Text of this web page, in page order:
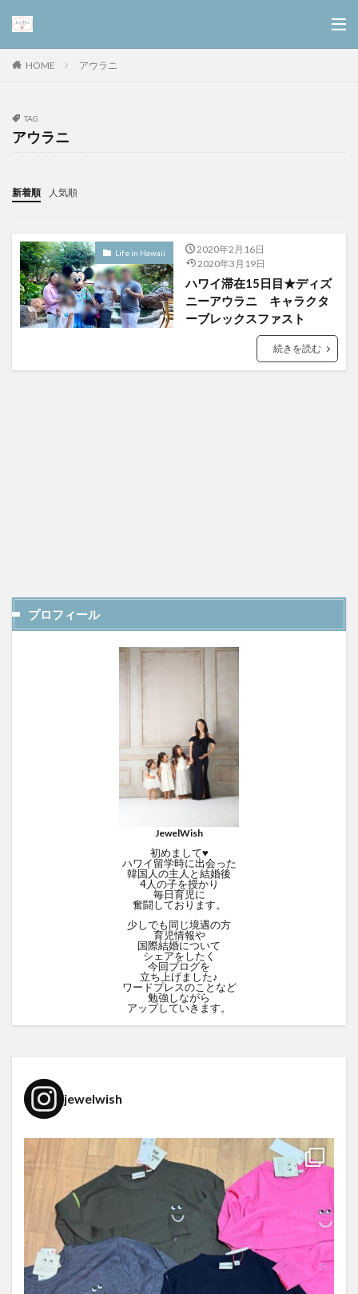
HOME アウラニ
TAG
アウラニ
新着順 人気順
Life in Hawaii
2020年2月16日
2020年3月19日
ハワイ滞在15日目★ディズ
ニーアウラニ キャラクタ
ーブレックスファスト
続きを読む
プロフィール
JewelWish
初めまして♥
ハワイ留学時に出会った
韓国人の主人と結婚後
4人の子を授かり
毎日育児に
奮闘しております。
少しでも同じ境遇の方
育児情報や
国際結婚について
シェアをしたく
今回ブログを
立ち上げました♪
ワードプレスのことなど
勉強しながら
アップしていきます。
jewelwish